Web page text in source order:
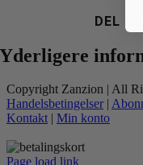
DEL
Yderligere
Copyright Zanzion | All
Handelsbetingelser |
Kontakt | Min konto
Page load link